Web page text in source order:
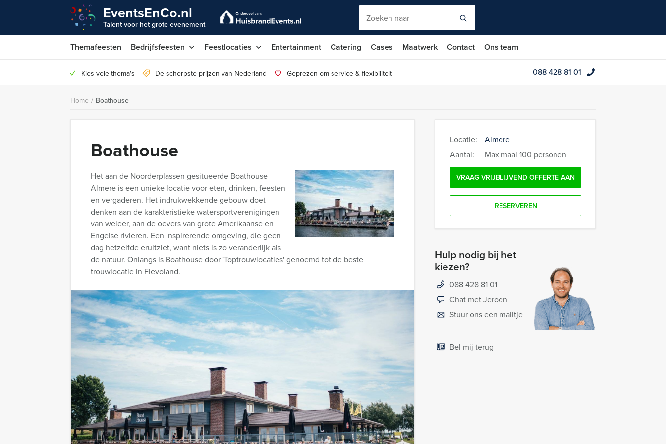
EventsEnCo.nl
Talent voor het grote evenement
Themafeesten Bedrijfsfeesten Feestlocaties Entertainment Catering Cases Maatwerk Contact Ons team
Kies vele thema's De scherpste prijzen van Nederland Geprezen om service & flexibiliteit 088 428 81 01
Home / Boathouse
Boathouse
Het aan de Noorderplassen gesitueerde Boathouse
Almere is een unieke locatie voor eten, drinken, feesten
en vergaderen. Het indrukwekkende gebouw doet
denken aan de karakteristieke watersportverenigingen
van weleer, aan de oevers van grote Amerikaanse en
Engelse rivieren. Een inspirerende omgeving, die geen
dag hetzelfde eruitziet, want niets is zo veranderlijk als
de natuur. Onlangs is Boathouse door 'Toptrouwlocaties' genoemd tot de beste
trouwlocatie in Flevoland.
Locatie:
Almere
Aantal:
Maximaal 100 personen
VRAAG VRIJBLIJVEND OFFERTE AAN
RESERVEREN
Hulp nodig bij het
kiezen?
088 428 81 01
Chat met Jeroen
Stuur ons een mailtje
Bel mij terug